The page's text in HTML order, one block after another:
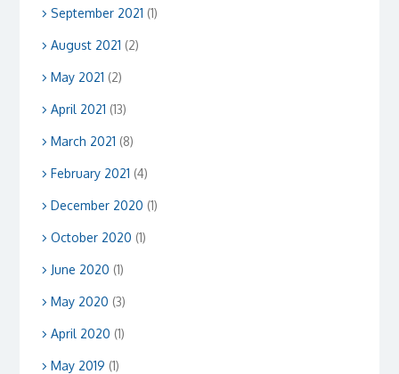
September 2021 (1)
August 2021 (2)
May 2021 (2)
April 2021 (13)
March 2021 (8)
February 2021 (4)
December 2020 (1)
October 2020 (1)
June 2020 (1)
May 2020 (3)
April 2020 (1)
May 2019 (1)